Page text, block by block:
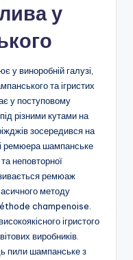
у
виноробній галузі,
та ігристих
у поступовому
різними кутами на
зосередився на
ремюера шампанське
неповторної
ремюаж
методу
champenoise.
ігристого
виробників.
пили шампанське з